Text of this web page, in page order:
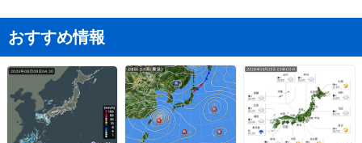
おすすめ情報